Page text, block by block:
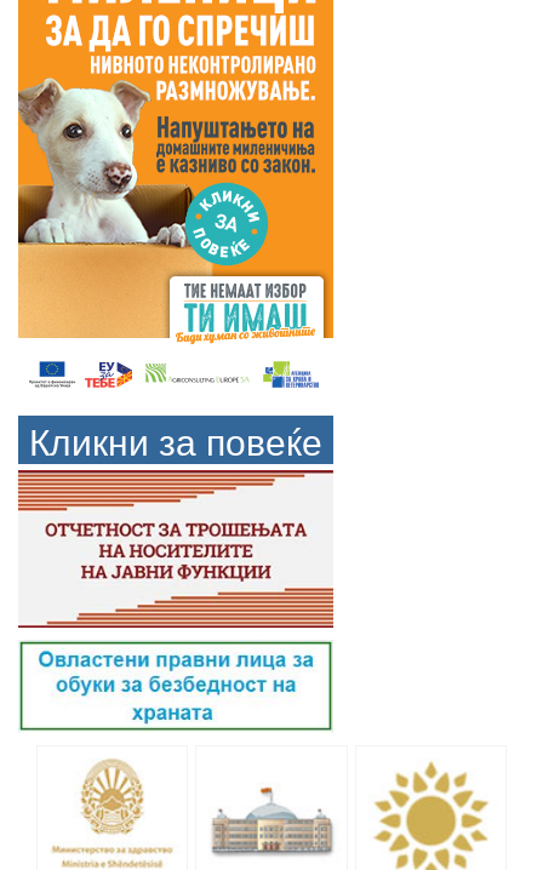
Кликни за повеќе